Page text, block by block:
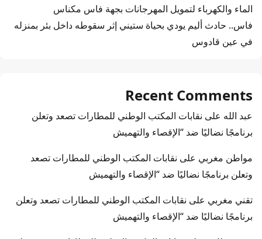
الماء والكهرباء لتمويل المهرجانات بجهة فاس مكناس
فاس.. حادث أليم يودي بحياة ستيني إثر سقوطه داخل بئر بمنزله
في عين قادوس
Recent Comments
عبد الله على نقابات المكتب الوطني للمطارات تصعد وتعلن
برنامجًا نضاليًا ضد “الإقصاء والتهميش
مواطن مغربي على نقابات المكتب الوطني للمطارات تصعد
وتعلن برنامجًا نضاليًا ضد “الإقصاء والتهميش
تقني مغربي على نقابات المكتب الوطني للمطارات تصعد وتعلن
برنامجًا نضاليًا ضد “الإقصاء والتهميش